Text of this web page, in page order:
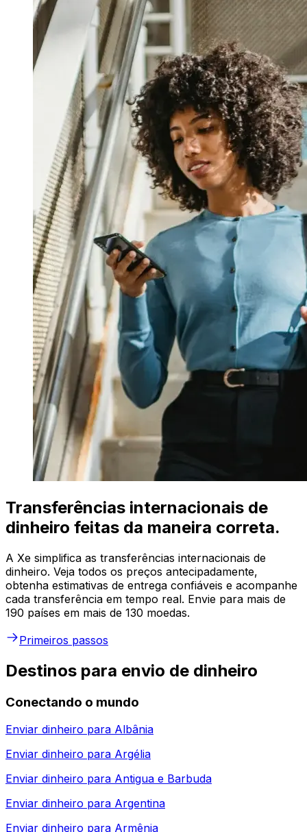
Transferências internacionais de
dinheiro feitas da maneira correta.
A Xe simplifica as transferências internacionais de
dinheiro. Veja todos os preços antecipadamente,
obtenha estimativas de entrega confiáveis e acompanhe
cada transferência em tempo real. Envie para mais de
190 países em mais de 130 moedas.
Primeiros passos
Destinos para envio de dinheiro
Conectando o mundo
Enviar dinheiro para Albânia
Enviar dinheiro para Argélia
Enviar dinheiro para Antigua e Barbuda
Enviar dinheiro para Argentina
Enviar dinheiro para Armênia